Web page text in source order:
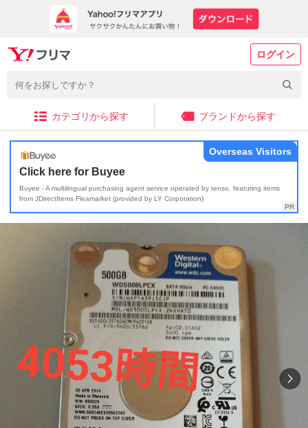
ログイン
カテゴリから探す ブランドから探す
Click here for Buyee
Buyee - A multilingual purchasing agent service operated by tenso, featuring items
from JDirectItems Fleamarket (provided by LY Corporation)
Overseas Visitors